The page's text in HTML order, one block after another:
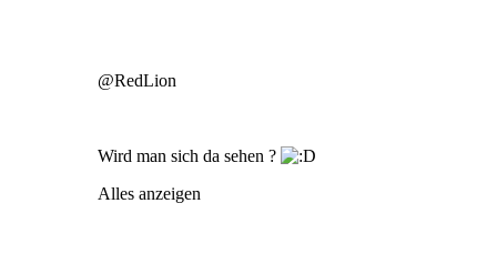
@RedLion
Wird man sich da sehen ?
Alles anzeigen